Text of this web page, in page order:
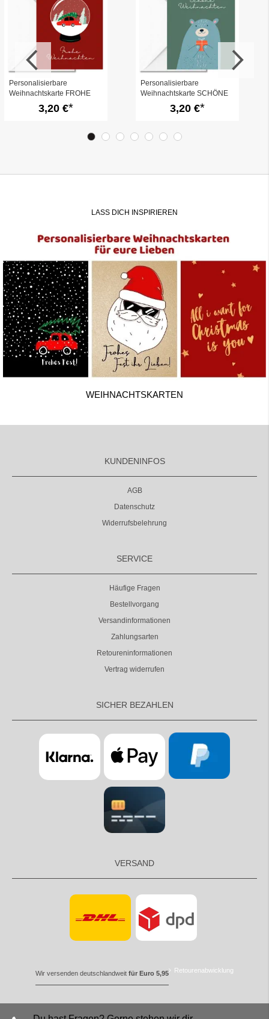
Personalisierbare
Weihnachtskarte FROHE
WEIHNACHTEN -
Schneekugel3,20 €
Personalisierbare
Weihnachtskarte SCHÖNE
WEIHNACHTEN - Bär
3,20 €
LASS DICH INSPIRIEREN
WEIHNACHTSKARTEN
KUNDENINFOS
AGB
Datenschutz
Widerrufsbelehrung
SERVICE
Häufige Fragen
Bestellvorgang
Versandinformationen
Zahlungsarten
Retoureninformationen
Vertrag widerrufen
SICHER BEZAHLEN
VERSAND
Wir versenden deutschlandweit für Euro 5,95 Retourenabwicklung